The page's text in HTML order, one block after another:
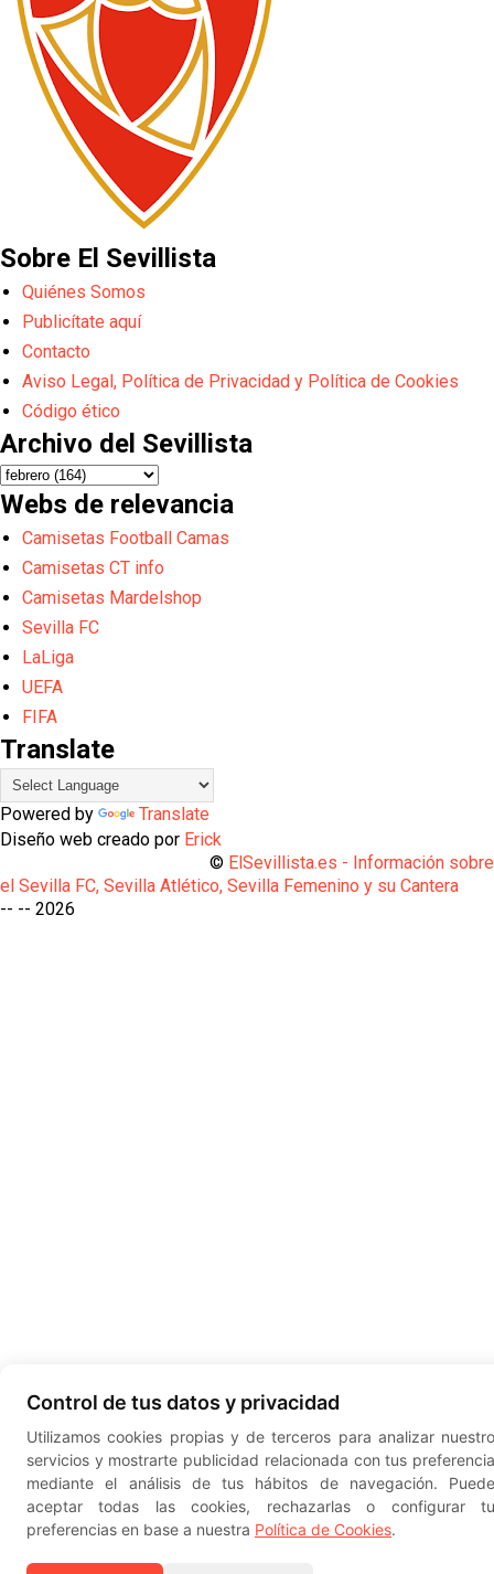
Sobre El Sevillista
Quiénes Somos
Publicítate aquí
Contacto
Aviso Legal, Política de Privacidad y Política de Cookies
Código ético
Archivo del Sevillista
Webs de relevancia
Camisetas Football Camas
Camisetas CT info
Camisetas Mardelshop
Sevilla FC
LaLiga
UEFA
FIFA
Translate
Powered by
Translate
Diseño web creado por Erick
© ElSevillista.es - Información sobre
el Sevilla FC, Sevilla Atlético, Sevilla Femenino y su Cantera
-- --
Control de tus datos y privacidad
Utilizamos cookies propias y de terceros para analizar
servicios y mostrarte publicidad relacionada con tus
mediante el análisis de tus hábitos de navegación.
aceptar todas las cookies, rechazarlas o configurar
preferencias en base a nuestra Política de Cookies.
2026